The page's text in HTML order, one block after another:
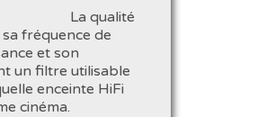
La qualité
fréquence de
et son
un filtre utilisable
enceinte HiFi
cinéma.